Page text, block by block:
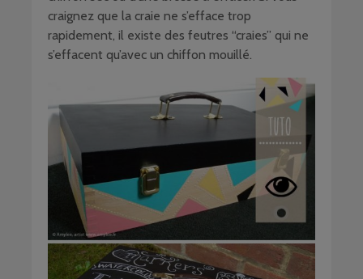
craignez que la craie ne s’efface trop
rapidement, il existe des feutres “craies” qui ne
s’effacent qu’avec un chiffon mouillé.